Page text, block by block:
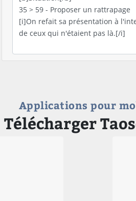
Applications pour
Télécharger